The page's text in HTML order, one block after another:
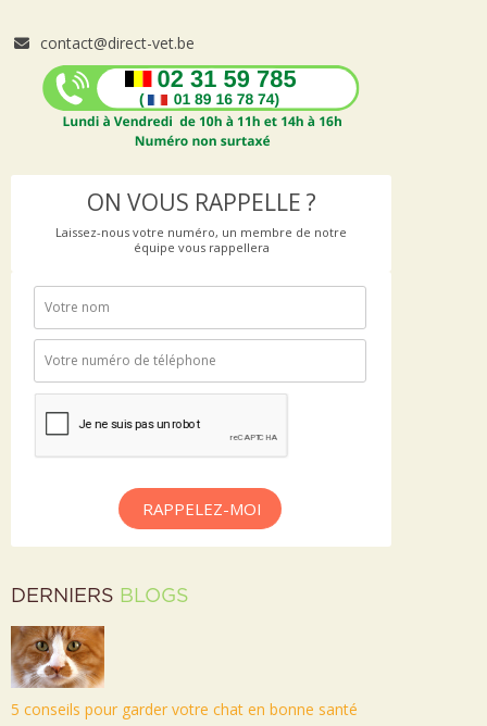
contact@direct-vet.be
ON VOUS RAPPELLE ?
Laissez-nous votre numéro, un membre de notre
équipe vous rappellera
RAPPELEZ-MOI
DERNIERS BLOGS
5 conseils pour garder votre chat en bonne santé